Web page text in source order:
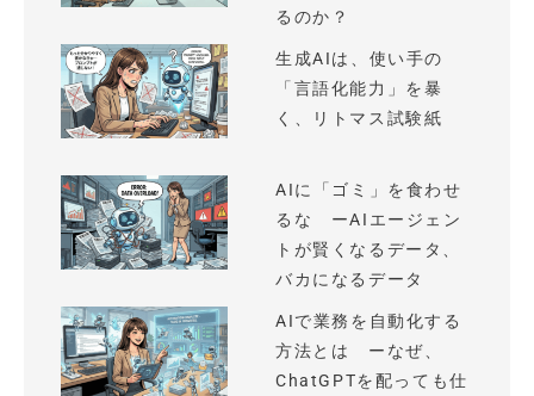
るのか？
生成AIは、使い手の
「言語化能力」を暴
く、リトマス試験紙
AIに「ゴミ」を食わせ
るな ーAIエージェン
トが賢くなるデータ、
バカになるデータ
AIで業務を自動化する
方法とは ーなぜ、
ChatGPTを配っても仕